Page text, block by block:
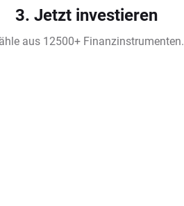
3. Jetzt investieren
aus 12500+ Finanzinstrumenten.